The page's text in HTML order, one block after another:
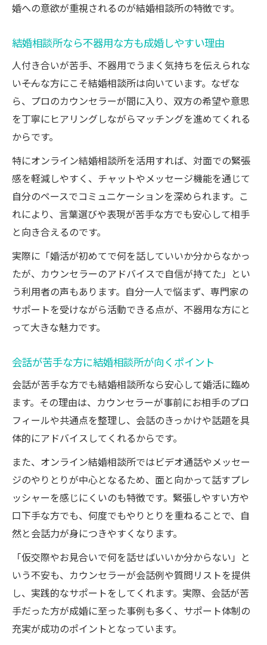
婚への意欲が重視されるのが結婚相談所の特徴です。
結婚相談所なら不器用な方も成婚しやすい理由
人付き合いが苦手、不器用でうまく気持ちを伝えられな
い――そんな方にこそ結婚相談所は向いています。なぜな
ら、プロのカウンセラーが間に入り、双方の希望や意思
を丁寧にヒアリングしながらマッチングを進めてくれる
からです。
特にオンライン結婚相談所を活用すれば、対面での緊張
感を軽減しやすく、チャットやメッセージ機能を通じて
自分のペースでコミュニケーションを深められます。こ
れにより、言葉選びや表現が苦手な方でも安心して相手
と向き合えるのです。
実際に「婚活が初めてで何を話していいか分からなかっ
たが、カウンセラーのアドバイスで自信が持てた」とい
う利用者の声もあります。自分一人で悩まず、専門家の
サポートを受けながら活動できる点が、不器用な方にと
って大きな魅力です。
会話が苦手な方に結婚相談所が向くポイント
会話が苦手な方でも結婚相談所なら安心して婚活に臨め
ます。その理由は、カウンセラーが事前にお相手のプロ
フィールや共通点を整理し、会話のきっかけや話題を具
体的にアドバイスしてくれるからです。
また、オンライン結婚相談所ではビデオ通話やメッセー
ジのやりとりが中心となるため、面と向かって話すプレ
ッシャーを感じにくいのも特徴です。緊張しやすい方や
口下手な方でも、何度でもやりとりを重ねることで、自
然と会話力が身につきやすくなります。
「仮交際やお見合いで何を話せばいいか分からない」と
いう不安も、カウンセラーが会話例や質問リストを提供
し、実践的なサポートをしてくれます。実際、会話が苦
手だった方が成婚に至った事例も多く、サポート体制の
充実が成功のポイントとなっています。